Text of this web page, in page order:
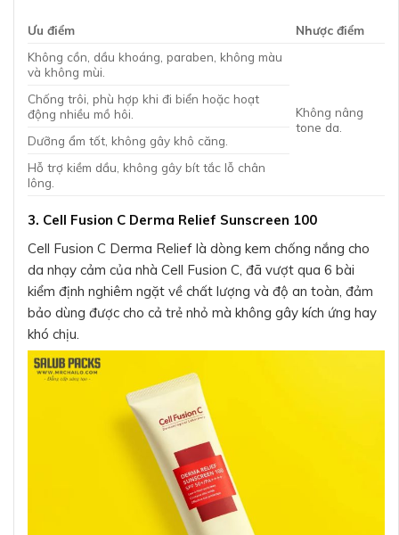
Ưu điểm
Nhược điểm
Không cồn, dầu khoáng, paraben, không màu
và không mùi.
Không nâng
tone da.
Chống trôi, phù hợp khi đi biển hoặc hoạt
động nhiều mồ hôi.
Dưỡng ẩm tốt, không gây khô căng.
Hỗ trợ kiềm dầu, không gây bít tắc lỗ chân
lông.
3. Cell Fusion C Derma Relief Sunscreen 100
Cell Fusion C Derma Relief là dòng kem chống nắng cho
da nhạy cảm của nhà Cell Fusion C, đã vượt qua 6 bài
kiểm định nghiêm ngặt về chất lượng và độ an toàn, đảm
bảo dùng được cho cả trẻ nhỏ mà không gây kích ứng hay
khó chịu.